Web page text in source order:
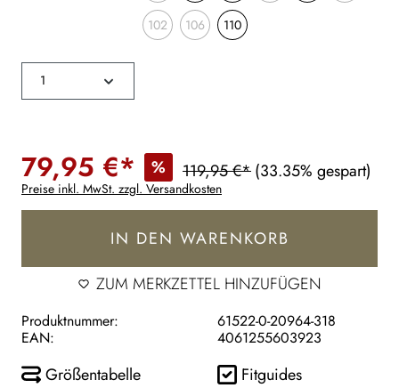
102 106 110
79,95 €* % 119,95 €*(33.35% gespart)
Preise inkl. MwSt. zzgl. Versandkosten
IN DEN WARENKORB
ZUM MERKZETTEL HINZUFÜGEN
Produktnummer:
61522-0-20964-318
EAN:
4061255603923
Größentabelle Fitguides